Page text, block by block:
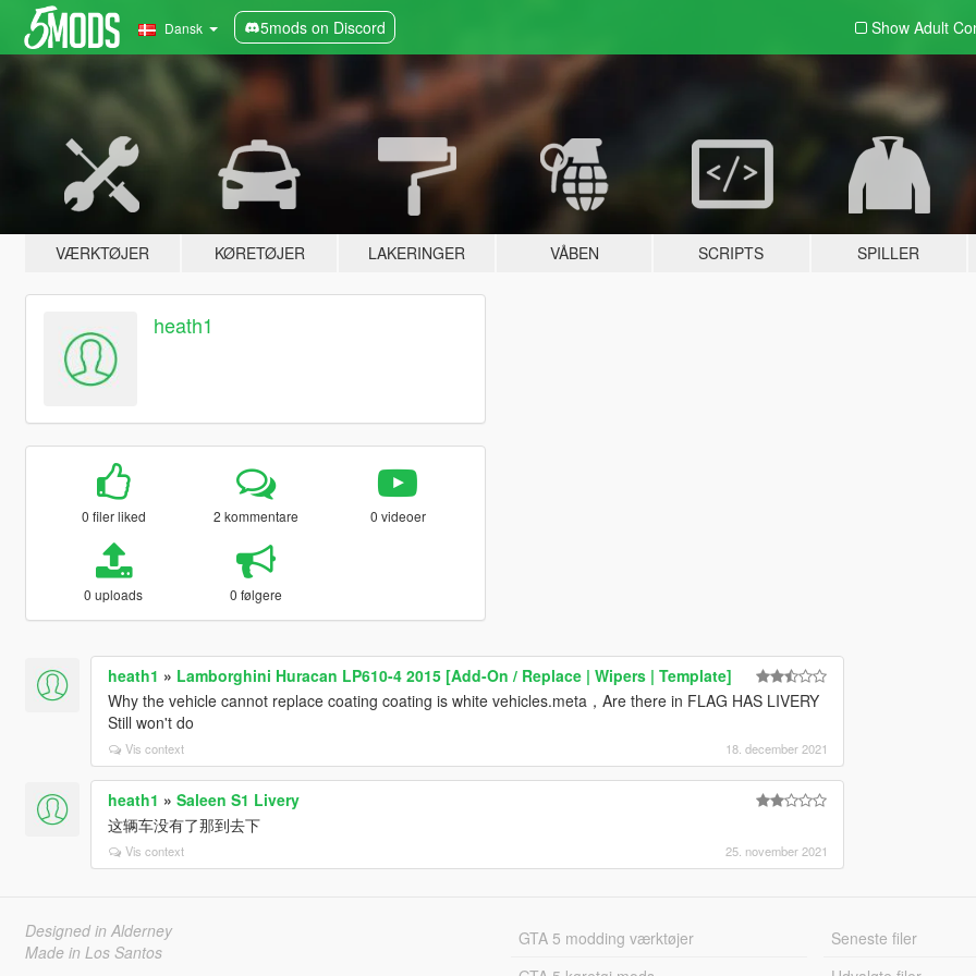
Dansk 5mods on Discord Show Adult
VÆRKTØJER KØRETØJER LAKERINGER VÅBEN SCRIPTS SPILLER
heath1
0 filer liked 2 kommentare 0 videoer
0 uploads 0 følgere
heath1 » Lamborghini Huracan LP610-4 2015 [Add-On / Replace | Wipers | Template]
Why the vehicle cannot replace coating coating is white vehicles.meta，Are there in FLAG HAS LIVERY
Still won't do
Vis context 18. december 2021
heath1 » Saleen S1 Livery
这辆车没有了那到去下
Vis context 25. november 2021
Designed in Alderney
Made in Los Santos
GTA 5 modding værktøjer
Seneste filer